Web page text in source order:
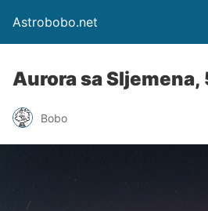
Astrobobo.net
Aurora sa Sljemena,
Bobo